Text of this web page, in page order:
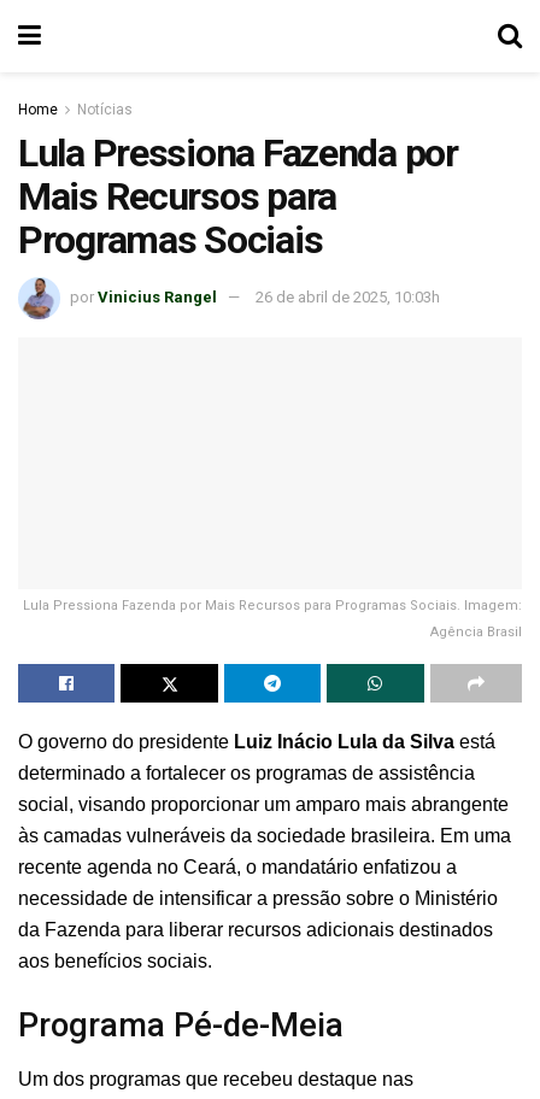
Home Notícias
Lula Pressiona Fazenda por
Mais Recursos para
Programas Sociais
por Vinicius Rangel 26 de abril de 2025, 10:03h
Lula Pressiona Fazenda por Mais Recursos para Programas Sociais. Imagem:
Agência Brasil
O governo do presidente Luiz Inácio Lula da Silva está
determinado a fortalecer os programas de assistência
social, visando proporcionar um amparo mais abrangente
às camadas vulneráveis da sociedade brasileira. Em uma
recente agenda no Ceará, o mandatário enfatizou a
necessidade de intensificar a pressão sobre o Ministério
da Fazenda para liberar recursos adicionais destinados
aos benefícios sociais.
Programa Pé-de-Meia
Um dos programas que recebeu destaque nas